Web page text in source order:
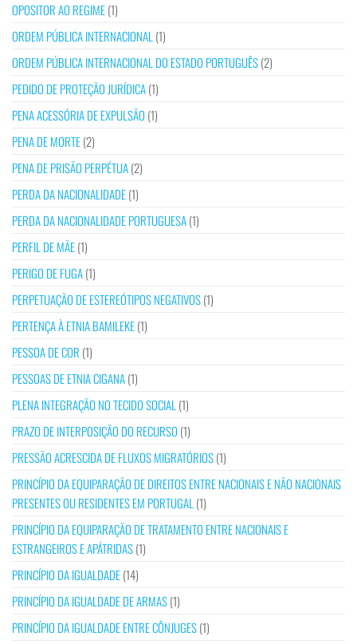
OPOSITOR AO REGIME(1)
ORDEM PÚBLICA INTERNACIONAL (1)
ORDEM PÚBLICA INTERNACIONAL DO ESTADO PORTUGUÊS(2)
PEDIDO DE PROTEÇÃO JURÍDICA(1)
PENA ACESSÓRIA DE EXPULSÃO (1)
PENA DE MORTE(2)
PENA DE PRISÃO PERPÉTUA(2)
PERDA DA NACIONALIDADE(1)
PERDA DA NACIONALIDADE PORTUGUESA(1)
PERFIL DE MÃE(1)
PERIGO DE FUGA(1)
PERPETUAÇÃO DE ESTEREÓTIPOS NEGATIVOS(1)
PERTENÇA À ETNIA BAMILEKE(1)
PESSOA DE COR (1)
PESSOAS DE ETNIA CIGANA(1)
PLENA INTEGRAÇÃO NO TECIDO SOCIAL (1)
PRAZO DE INTERPOSIÇÃO DO RECURSO (1)
PRESSÃO ACRESCIDA DE FLUXOS MIGRATÓRIOS(1)
PRINCÍPIO DA EQUIPARAÇÃO DE DIREITOS ENTRE NACIONAIS E NÃO NACIONAIS
PRESENTES OU RESIDENTES EM PORTUGAL (1)
PRINCÍPIO DA EQUIPARAÇÃO DE TRATAMENTO ENTRE NACIONAIS E
ESTRANGEIROS E APÁTRIDAS(1)
PRINCÍPIO DA IGUALDADE(14)
PRINCÍPIO DA IGUALDADE DE ARMAS(1)
PRINCÍPIO DA IGUALDADE ENTRE CÔNJUGES(1)